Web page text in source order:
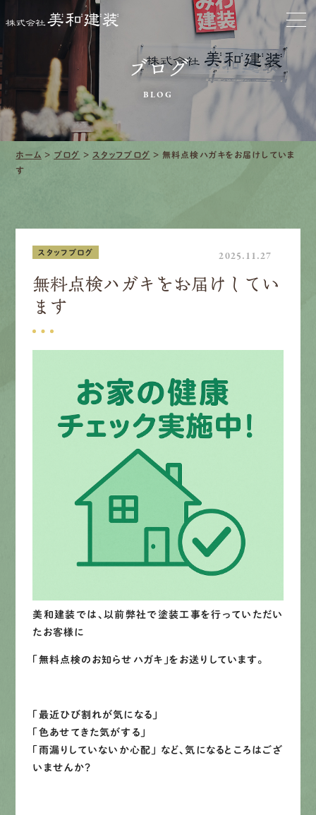
お家をきれいに
会社をきれいに
クリーニング
施工事例
採用情報
エントリー
が、無 物診
0120-44-2605
営業時間 8:00−18:00 ｜
定休日 日曜・祝日
Webお問い合わせ
LINEでお手軽相談
ブログ
BLOG
ホーム > ブログ > スタッフブログ >無料点検ハガキをお届けしていま
す
スタッフブログ 2025.11.27
無料点検ハガキをお届けしてい
ます
美和建装では、以前弊社で塗装工事を行っていただい
たお客様に
「無料点検のお知らせハガキ」をお送りしています。
「最近ひび割れが気になる」
「色あせてきた気がする」
「雨漏りしていないか心配」 など、気になるところはござ
いませんか？